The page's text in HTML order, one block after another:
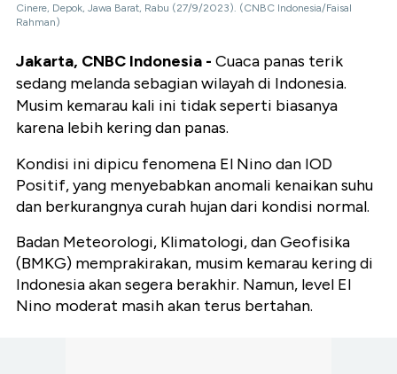
Cinere, Depok, Jawa Barat, Rabu (27/9/2023). (CNBC Indonesia/Faisal
Rahman)
Jakarta, CNBC Indonesia - Cuaca panas terik
sedang melanda sebagian wilayah di Indonesia.
Musim kemarau kali ini tidak seperti biasanya
karena lebih kering dan panas.
Kondisi ini dipicu fenomena El Nino dan IOD
Positif, yang menyebabkan anomali kenaikan suhu
dan berkurangnya curah hujan dari kondisi normal.
Badan Meteorologi, Klimatologi, dan Geofisika
(BMKG) memprakirakan, musim kemarau kering di
Indonesia akan segera berakhir. Namun, level El
Nino moderat masih akan terus bertahan.